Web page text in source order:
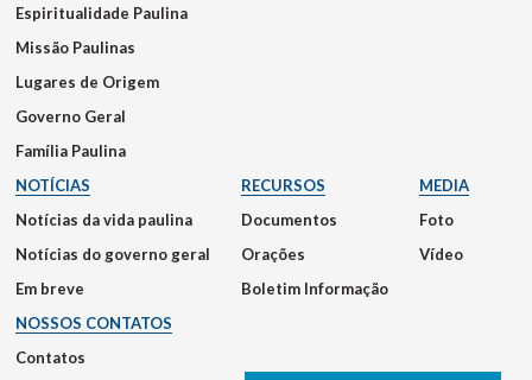
Espiritualidade Paulina
Missão Paulinas
Lugares de Origem
Governo Geral
Família Paulina
NOTÍCIAS
Notícias da vida paulina
Notícias do governo geral
Em breve
RECURSOS
Documentos
Orações
Boletim Informação
MEDIA
Foto
Vídeo
NOSSOS CONTATOS
Contatos